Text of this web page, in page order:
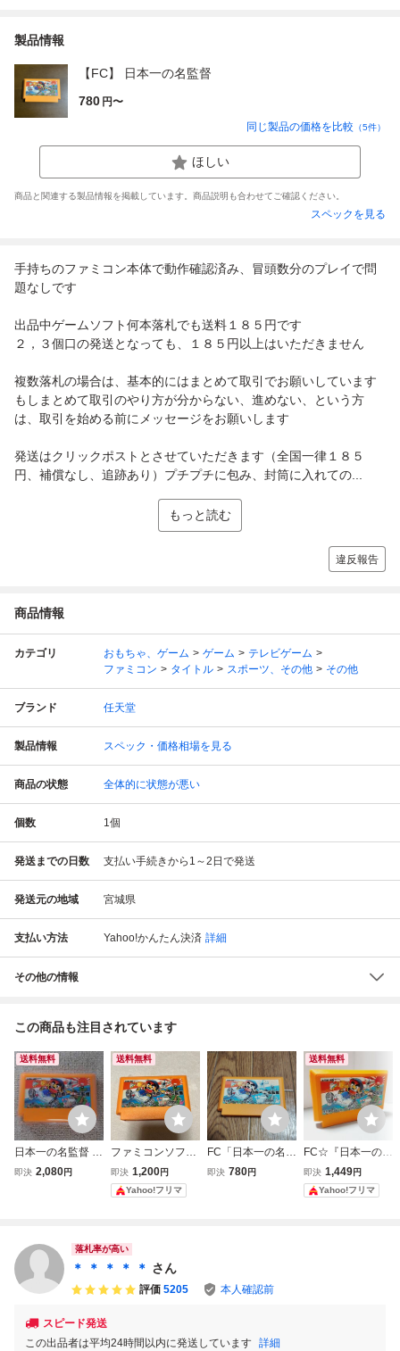
製品情報
【FC】 日本一の名監督
780 円〜
同じ製品の価格を比較 （5件）
ほしい
商品と関連する製品情報を掲載しています。商品説明も合わせてご確認ください。
スペックを見る
手持ちのファミコン本体で動作確認済み、冒頭数分のプレイで問
題なしです
出品中ゲームソフト何本落札でも送料１８５円です
２，３個口の発送となっても、１８５円以上はいただきません
複数落札の場合は、基本的にはまとめて取引でお願いしています
もしまとめて取引のやり方が分からない、進めない、という方
は、取引を始める前にメッセージをお願いします
発送はクリックポストとさせていただきます（全国一律１８５
円、補償なし、追跡あり）プチプチに包み、封筒に入れての...
もっと読む
違反報告
商品情報
カテゴリ おもちゃ、ゲーム ゲーム
テレビゲーム
ファミコン
タイトル スポーツ、その他 その他
ブランド 任天堂
製品情報 スペック・価格相場を見る
商品の状態 全体的に状態が悪い
個数 1個
発送までの日数 支払い手続きから1～2日で発送
発送元の地域 宮城県
支払い方法 Yahoo!かんたん決済 詳細
その他の情報
この商品も注目されています
送料無料
日本一の名監督 フ
ァミコン 動作確
即決 2,080円
送料無料
ファミコンソフト
日本一の名監督 F
C
即決 1,200円
Yahoo!フリマ
FC「日本一の名監
督」ソフトのみ
即決 780円
送料無料
FC☆『日本一の名
監督』★ファミコ
ン☆レトロゲーム
★同梱割引対応☆
即決 1,449円
Yahoo!フリマ
落札率が高い
＊ ＊ ＊ ＊ ＊ さん
評価 5205 本人確認前
スピード発送
この出品者は平均24時間以内に発送しています 詳細